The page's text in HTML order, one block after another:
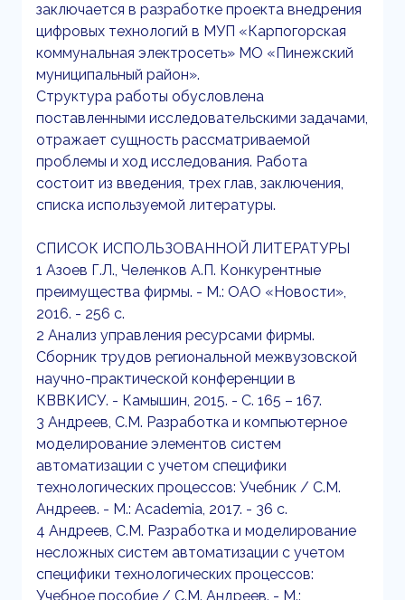
заключается в разработке проекта внедрения
цифровых технологий в МУП «Карпогорская
коммунальная электросеть» МО «Пинежский
муниципальный район».
Структура работы обусловлена
поставленными исследовательскими задачами,
отражает сущность рассматриваемой
проблемы и ход исследования. Работа
состоит из введения, трех глав, заключения,
списка используемой литературы.
СПИСОК ИСПОЛЬЗОВАННОЙ ЛИТЕРАТУРЫ
1 Азоев Г.Л., Челенков А.П. Конкурентные
преимущества фирмы. - М.: ОАО «Новости»,
2016. - 256 с.
2 Анализ управления ресурсами фирмы.
Сборник трудов региональной межвузовской
научно-практической конференции в
КВВКИСУ. - Камышин, 2015. - С. 165 – 167.
3 Андреев, С.М. Разработка и компьютерное
моделирование элементов систем
автоматизации с учетом специфики
технологических процессов: Учебник / С.М.
Андреев. - М.: Academia, 2017. - 36 c.
4 Андреев, С.М. Разработка и моделирование
несложных систем автоматизации с учетом
специфики технологических процессов:
Учебное пособие / С.М. Андреев. - М.: